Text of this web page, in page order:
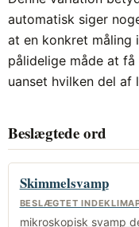
automatisk siger
at en konkret måling
pålidelige måde at
uanset hvilken del af
Beslægtede ord
Skimmelsvamp
BESLÆGTET
mikroskopisk svamp